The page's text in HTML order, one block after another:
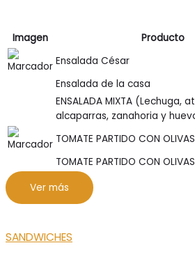
Imagen Producto
Ensalada César
Ensalada de la casa
ENSALADA MIXTA (Lechuga,
alcaparras, zanahoria y
TOMATE PARTIDO CON OLIVAS
TOMATE PARTIDO CON
Ver más
SANDWICHES